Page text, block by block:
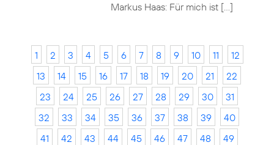
Markus Haas: Für mich ist […]
1 2 3 4 5 6 7 8 9 10 11
12
13
14 15 16 17 18 19 20 21
22
23
24 25 26 27 28 29 30
31
32
33 34 35 36 37 38 39
40
41
42 43 44 45 46 47 48
49